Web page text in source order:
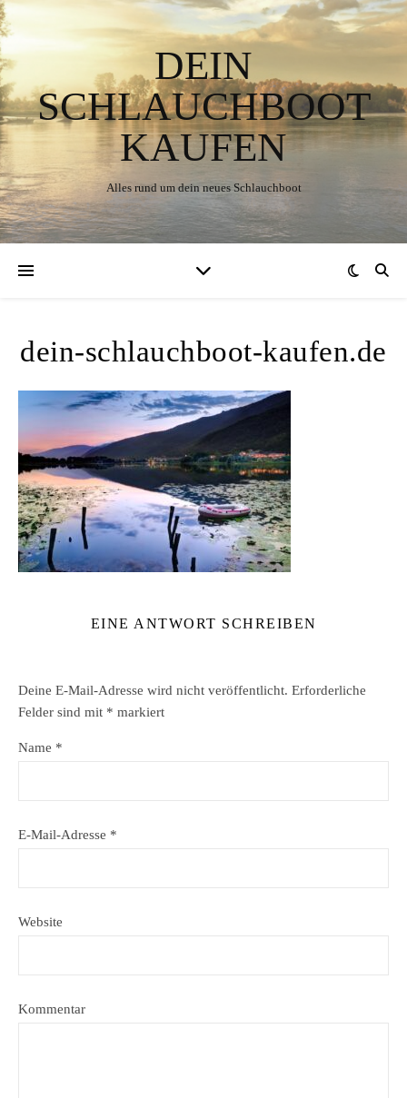
DEIN
SCHLAUCHBOOT
KAUFEN
Alles rund um dein neues Schlauchboot
dein-schlauchboot-kaufen.de
EINE ANTWORT SCHREIBEN
Deine E-Mail-Adresse wird nicht veröffentlicht. Erforderliche
Felder sind mit * markiert
Name *
E-Mail-Adresse *
Website
Kommentar